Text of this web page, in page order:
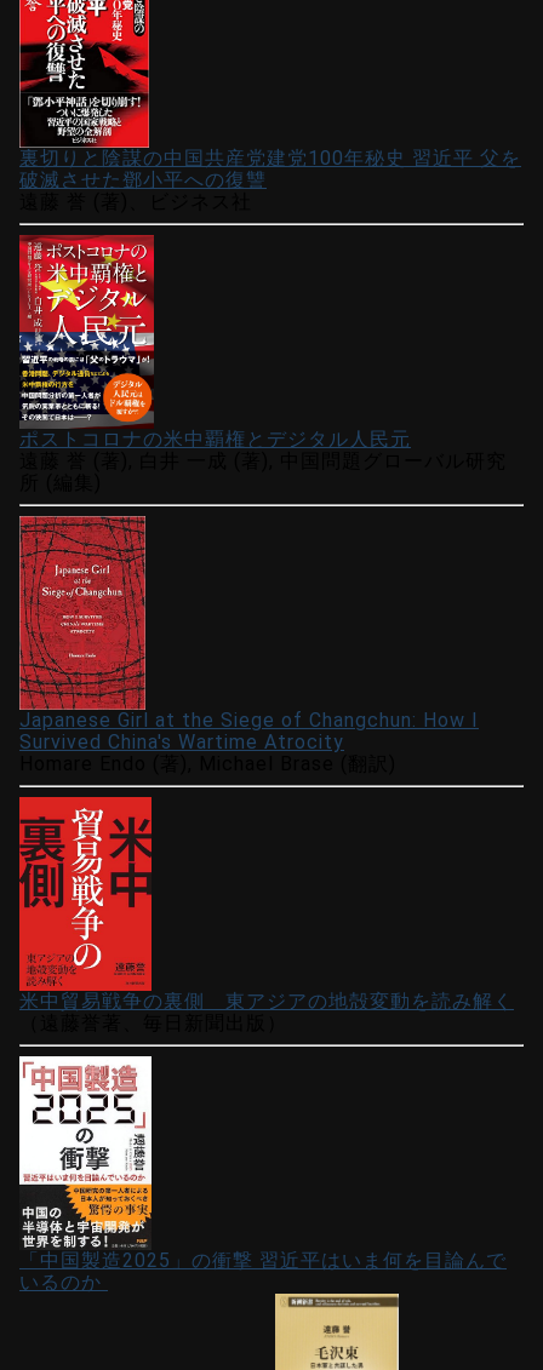
裏切りと陰謀の中国共産党建党100年秘史 習近平 父を
破滅させた鄧小平への復讐
ポストコロナの米中覇権とデジタル人民元
Japanese Girl at the Siege of Changchun: How I
Survived China's Wartime Atrocity
米中貿易戦争の裏側 東アジアの地殻変動を読み解く
「中国製造2025」の衝撃 習近平はいま何を目論んで
いるのか